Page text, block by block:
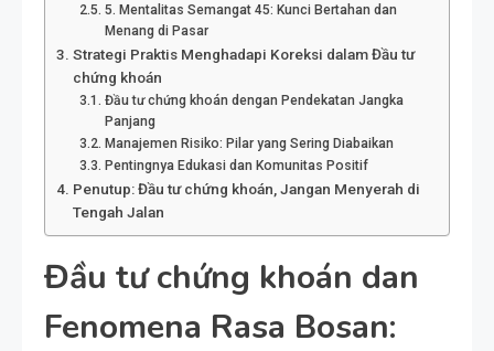
5. Mentalitas Semangat 45: Kunci Bertahan dan
Menang di Pasar
Strategi Praktis Menghadapi Koreksi dalam Đầu tư
chứng khoán
Đầu tư chứng khoán dengan Pendekatan Jangka
Panjang
Manajemen Risiko: Pilar yang Sering Diabaikan
Pentingnya Edukasi dan Komunitas Positif
Penutup: Đầu tư chứng khoán, Jangan Menyerah di
Tengah Jalan
Đầu tư chứng khoán dan
Fenomena Rasa Bosan: